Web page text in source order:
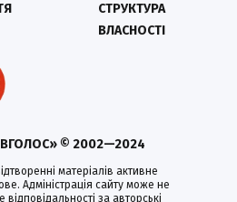
© 2002—2024
матеріалів активне
Адміністрація сайту може не
за авторські
СТРУКТУРА
ВЛАСНОСТІ